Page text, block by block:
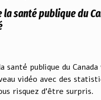
la santé publique du
santé publique du
vidéo avec des
risquez d'être surpris.